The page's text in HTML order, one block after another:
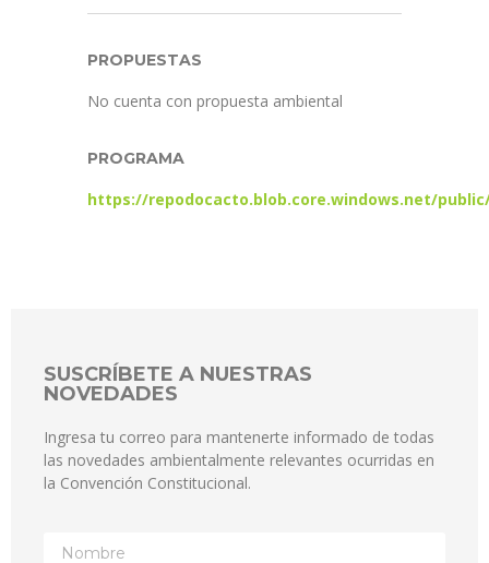
PROPUESTAS
No cuenta con propuesta ambiental
PROGRAMA
https://repodocacto.blob.core.windows.net/public/
SUSCRÍBETE A NUESTRAS
NOVEDADES
Ingresa tu correo para mantenerte informado de todas
las novedades ambientalmente relevantes ocurridas en
la Convención Constitucional.